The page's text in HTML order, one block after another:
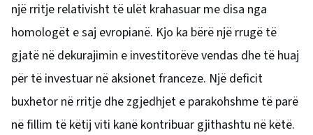
një rritje relativisht të ulët krahasuar me disa nga
homologët e saj evropianë. Kjo ka bërë një rrugë të
gjatë në dekurajimin e investitorëve vendas dhe të huaj
për të investuar në aksionet franceze. Një deficit
buxhetor në rritje dhe zgjedhjet e parakohshme të parë
në fillim të këtij viti kanë kontribuar gjithashtu në këtë.